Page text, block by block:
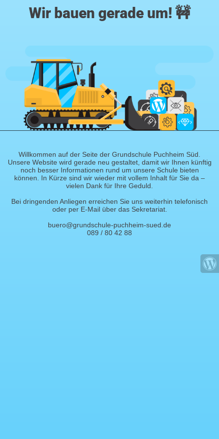
Wir bauen gerade um! 🚧
Willkommen auf der Seite der Grundschule Puchheim Süd.
Unsere Website wird gerade neu gestaltet, damit wir Ihnen künftig
noch besser Informationen rund um unsere Schule bieten
können. In Kürze sind wir wieder mit vollem Inhalt für Sie da –
vielen Dank für Ihre Geduld.
Bei dringenden Anliegen erreichen Sie uns weiterhin telefonisch
oder per E-Mail über das Sekretariat.
buero@grundschule-puchheim-sued.de
089 / 80 42 88